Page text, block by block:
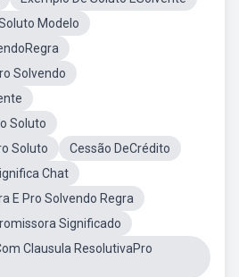
Modelo
Solvendo
Soluto
Soluto
Cessão DeCrédito
Chat
E Pro Solvendo Regra
Significado
Clausula ResolutivaPro